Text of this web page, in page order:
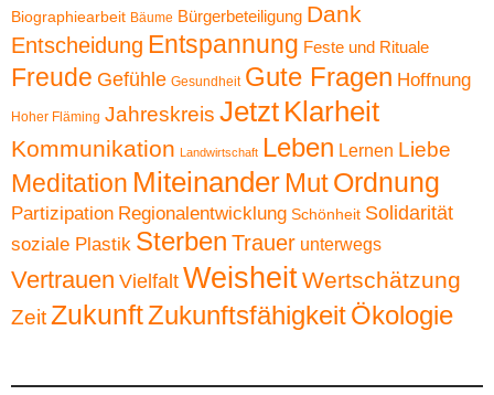
Biographiearbeit Bäume Bürgerbeteiligung Dank
Entscheidung Entspannung Feste und Rituale
Freude Gefühle Gesundheit Gute Fragen Hoffnung
Hoher Fläming Jahreskreis Jetzt Klarheit
Kommunikation Landwirtschaft Leben Lernen Liebe
Meditation Miteinander MutOrdnung
Partizipation Regionalentwicklung Schönheit Solidarität
soziale Plastik Sterben Trauer unterwegs
Vertrauen Vielfalt WeisheitWertschätzung
ZeitZukunftZukunftsfähigkeitÖkologie